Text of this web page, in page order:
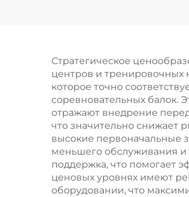
Стратегическое
центров и тренировочных
которое точно
соревновательных балок.
отражают внедрение
что значительно снижает
высокие первоначальные
меньшего обслуживания и
поддержка, что помогает
ценовых уровнях имеют
оборудовании, что